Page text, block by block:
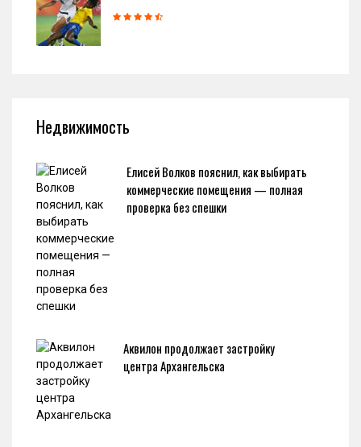
Недвижимость
Елисей Волков пояснил, как выбирать
коммерческие помещения — полная
проверка без спешки
Аквилон продолжает застройку
центра Архангельска